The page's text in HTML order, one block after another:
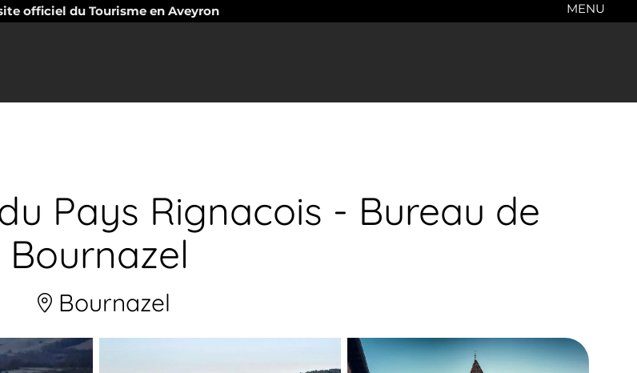
officiel du Tourisme en Aveyron MENU
Pays Rignacois - Bureau de
Bournazel
Bournazel